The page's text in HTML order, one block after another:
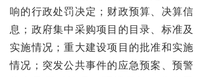
响的行政处罚决定；财政预算、决算信
息；政府集中采购项目的目录、标准及
实施情况；重大建设项目的批准和实施
情况； 突发公共事件的应急预案、预警